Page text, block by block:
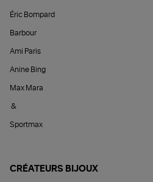
Éric Bompard
Barbour
Ami Paris
Anine Bing
Max Mara
&
Sportmax
CRÉATEURS BIJOUX